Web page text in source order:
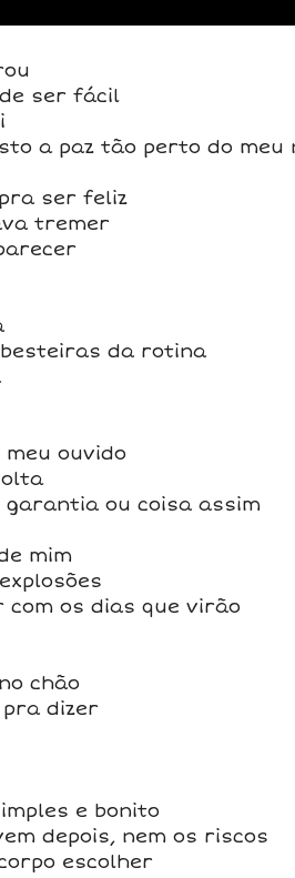
ser fácil
a paz tão perto do meu
ser feliz
tremer
da rotina
ouvido
garantia ou coisa assim
mim
com os dias que virão
chão
dizer
e bonito
depois, nem os riscos
escolher